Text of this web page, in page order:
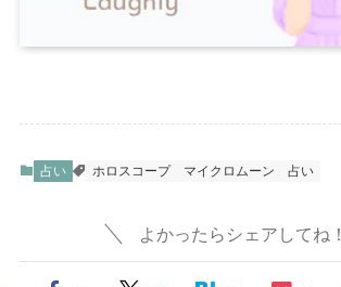
占い ホロスコープ マイクロムーン 占い
よかったらシェアしてね！